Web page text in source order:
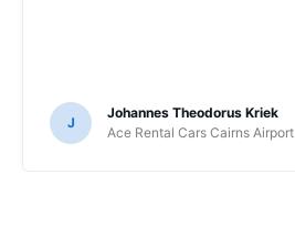
J
Johannes Theodorus Kriek
Ace Rental Cars Cairns Airport